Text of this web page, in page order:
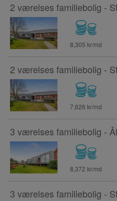
2 værelses familiebolig -
8,305 kr/md
2 værelses familiebolig -
7,626 kr/md
3 værelses familiebolig -
8,372 kr/md
3 værelses familiebolig -